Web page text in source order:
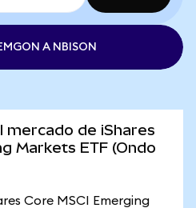
A NBISON
mercado de iShares
Markets ETF (Ondo
Core MSCI Emerging